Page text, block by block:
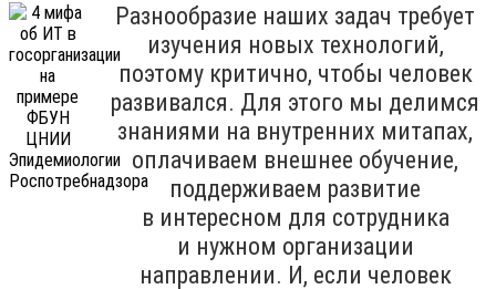
Разнообразие наших задач требует
изучения новых технологий,
поэтому критично, чтобы человек
развивался. Для этого мы делимся
знаниями на внутренних митапах,
оплачиваем внешнее обучение,
поддерживаем развитие
в интересном для сотрудника
и нужном организации
направлении. И, если человек